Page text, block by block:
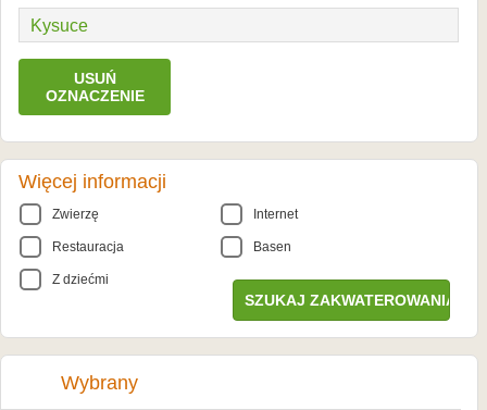
Kysuce
USUŃ
OZNACZENIE
Więcej informacji
Zwierzę Internet
Restauracja Basen
Z dziećmi
Wybrany